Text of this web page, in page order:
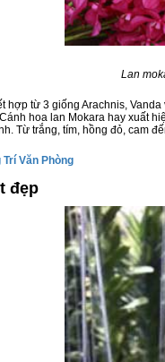
Lan
hợp từ 3 giống Arachnis,
hoa lan Mokara hay xuất
Từ trắng, tím, hồng đỏ, cam
Văn Phòng
đẹp